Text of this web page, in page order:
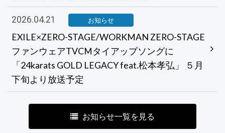
2026.04.21 お知らせ
EXILE×ZERO-STAGE/WORKMAN ZERO-STAGE
ファンウェアTVCMタイアップソングに
「24karats GOLD LEGACY feat.松本孝弘」 ５月
下旬より放送予定
お知らせ一覧を見る